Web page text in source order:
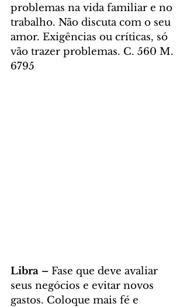
problemas na vida familiar e no
trabalho. Não discuta com o seu
amor. Exigências ou críticas, só
vão trazer problemas. C. 560 M.
6795
Libra – Fase que deve avaliar
seus negócios e evitar novos
gastos. Coloque mais fé e